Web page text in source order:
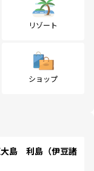
リゾート
ショップ
島 利島（伊豆諸